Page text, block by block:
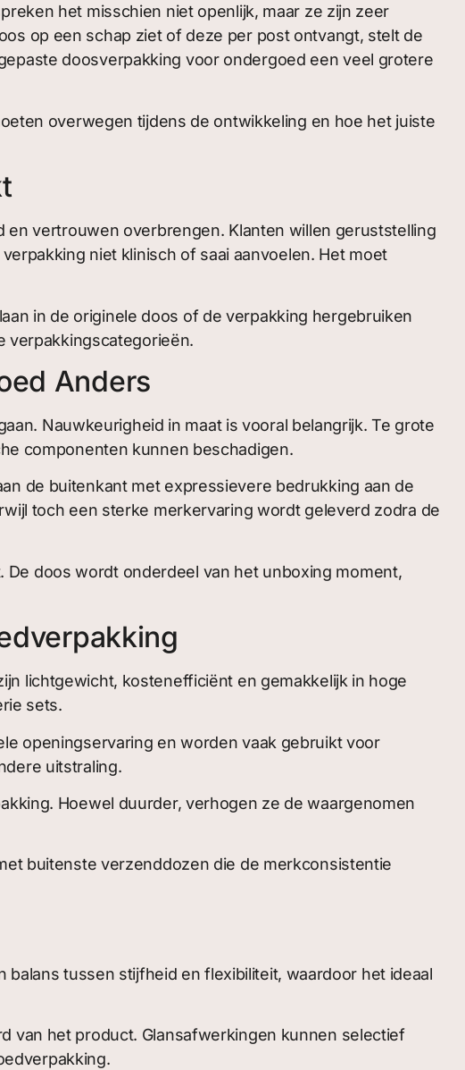
het misschien niet openlijk, maar ze zijn zeer
op een schap ziet of deze per post ontvangt, stelt de
doosverpakking voor ondergoed een veel grotere
overwegen tijdens de ontwikkeling en hoe het juiste
vertrouwen overbrengen. Klanten willen geruststelling
niet klinisch of saai aanvoelen. Het moet
in de originele doos of de verpakking hergebruiken
verpakkingscategorieën.
Anders
Nauwkeurigheid in maat is vooral belangrijk. Te grote
componenten kunnen beschadigen.
de buitenkant met expressievere bedrukking aan de
toch een sterke merkervaring wordt geleverd zodra de
doos wordt onderdeel van het unboxing moment,
lichtgewicht, kostenefficiënt en gemakkelijk in hoge
sets.
openingservaring en worden vaak gebruikt voor
uitstraling.
Hoewel duurder, verhogen ze de waargenomen
buitenste verzenddozen die de merkconsistentie
tussen stijfheid en flexibiliteit, waardoor het ideaal
van het product. Glansafwerkingen kunnen selectief